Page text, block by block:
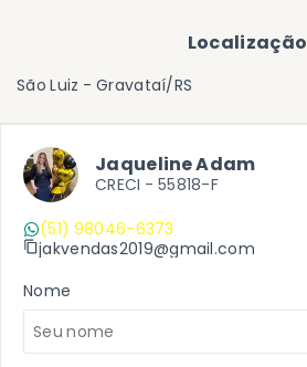
Localização
São Luiz - Gravataí/RS
Jaqueline Adam
CRECI - 55818-F
(51) 98046-6373
jakvendas2019@gmail.com
Nome